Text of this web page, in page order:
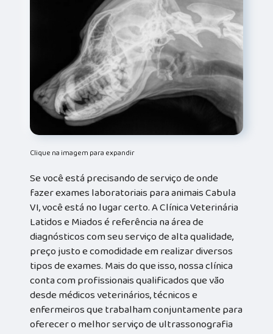
Clique na imagem para expandir
Se você está precisando de serviço de onde
fazer exames laboratoriais para animais Cabula
VI, você está no lugar certo. A Clínica Veterinária
Latidos e Miados é referência na área de
diagnósticos com seu serviço de alta qualidade,
preço justo e comodidade em realizar diversos
tipos de exames. Mais do que isso, nossa clínica
conta com profissionais qualificados que vão
desde médicos veterinários, técnicos e
enfermeiros que trabalham conjuntamente para
oferecer o melhor serviço de ultrassonografia